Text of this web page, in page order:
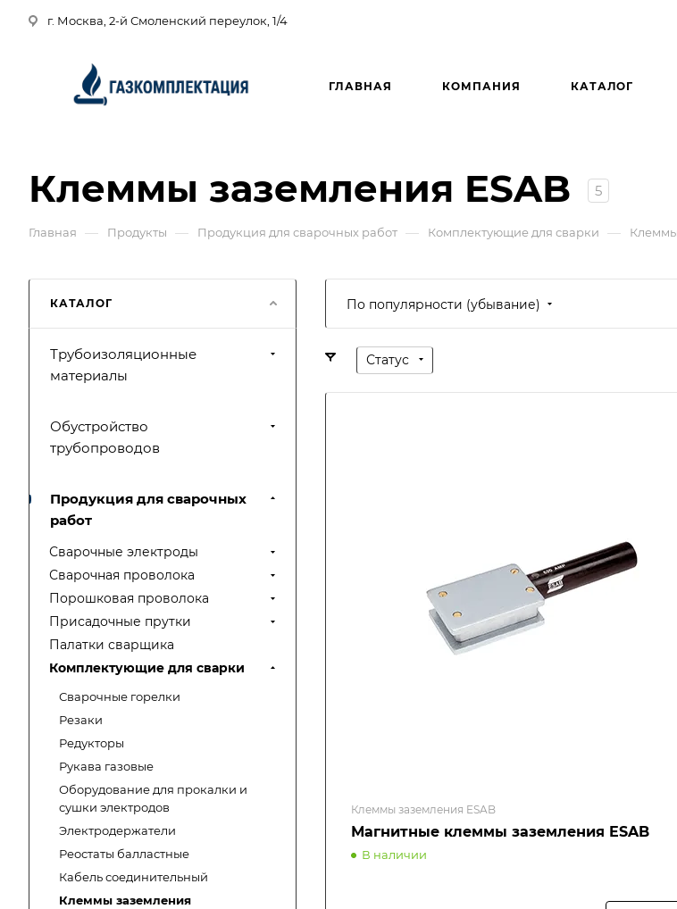
г. Москва, 2-й Смоленский переулок, 1/4
ГЛАВНАЯ КОМПАНИЯ КАТАЛОГ
Клеммы заземления ESAB 5
Главная — Продукты — Продукция для сварочных работ — Комплектующие для сварки —
По популярности (убывание)
Статус
Клеммы заземления ESAB
Магнитные клеммы заземления ESAB
В наличии
КАТАЛОГ
Трубоизоляционные
материалы
Обустройство
трубопроводов
Продукция для сварочных
работ
Сварочные электроды
Сварочная проволока
Порошковая проволока
Присадочные прутки
Палатки сварщика
Комплектующие для сварки
Сварочные горелки
Резаки
Редукторы
Рукава газовые
Оборудование для прокалки и
сушки электродов
Электродержатели
Реостаты балластные
Кабель соединительный
Клеммы заземления